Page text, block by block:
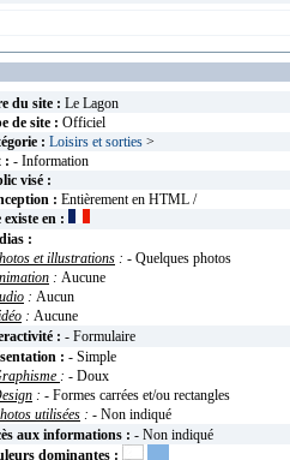
du site : Le Lagon
de site : Officiel
: Loisirs et sorties >
: - Information
visé :
: Entièrement en HTML /
existe en :
:
et illustrations : - Quelques photos
: Aucune
: Aucun
: Aucune
: - Formulaire
: - Simple
: - Doux
: - Formes carrées et/ou rectangles
utilisées : - Non indiqué
aux informations : - Non indiqué
dominantes :